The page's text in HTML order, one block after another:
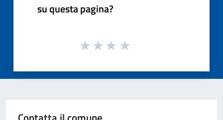
su questa pagina?